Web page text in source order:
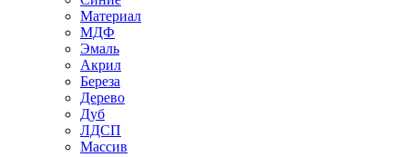
Материал
МДФ
Эмаль
Акрил
Береза
Дерево
Дуб
ЛДСП
Массив